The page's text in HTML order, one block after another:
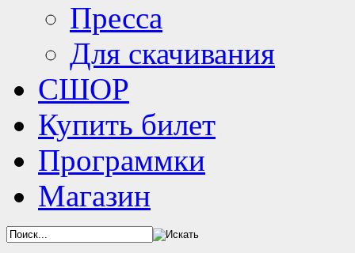
Пресса
Для скачивания
СШОР
Купить билет
Программки
Магазин